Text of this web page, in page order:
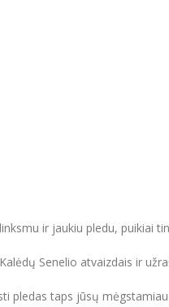
ir jaukiu pledu, puikiai
Senelio atvaizdais ir
pledas taps jūsų